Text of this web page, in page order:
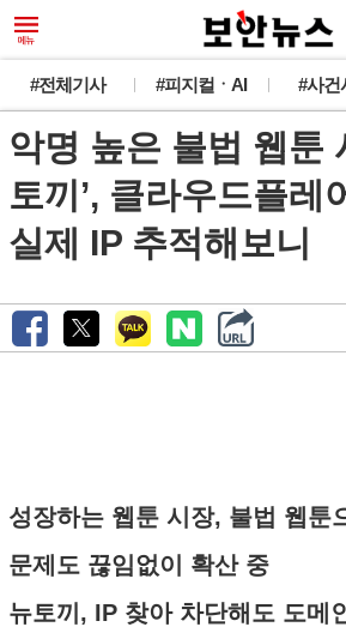
#전체기사 #피지컬ㆍAI #사건
악명 높은 불법 웹툰
토끼’, 클라우드플레
실제 IP 추적해보니
성장하는 웹툰 시장, 불법 웹툰
문제도 끊임없이 확산 중
뉴토끼, IP 찾아 차단해도 도메